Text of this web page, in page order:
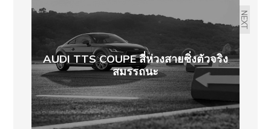
NEXT
AUDI TTS COUPE สี่ห่วงสายซิ่งตัวจริง
สมรรถนะ